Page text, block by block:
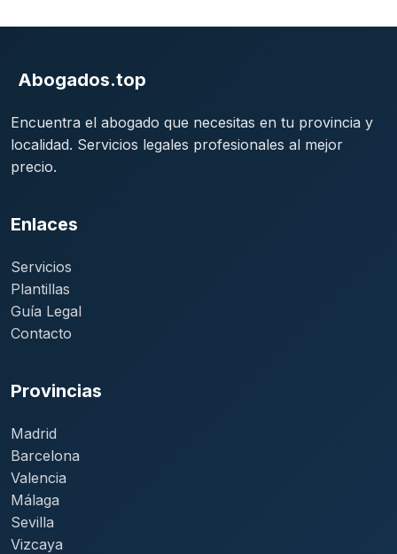
Abogados.top
Encuentra el abogado que necesitas en tu provincia y
localidad. Servicios legales profesionales al mejor
precio.
Enlaces
Servicios
Plantillas
Guía Legal
Contacto
Provincias
Madrid
Barcelona
Valencia
Málaga
Sevilla
Vizcaya